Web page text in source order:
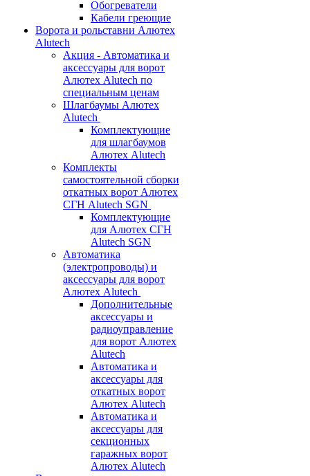
Обогреватели
Кабели греющие
Ворота и рольставни Алютех
Alutech
Акция - Автоматика и
аксессуары для ворот
Алютех Alutech по
специальным ценам
Шлагбаумы Алютех
Alutech
Комплектующие
для шлагбаумов
Алютех Alutech
Комплекты
самостоятельной сборки
откатных ворот Алютех
СГН Alutech SGN
Комплектующие
для Алютех СГН
Alutech SGN
Автоматика
(электропроводы) и
аксессуары для ворот
Алютех Alutech
Дополнительные
аксессуары и
радиоуправление
для ворот Алютех
Alutech
Автоматика и
аксессуары для
откатных ворот
Алютех Alutech
Автоматика и
аксессуары для
секционных
гаражных ворот
Алютех Alutech